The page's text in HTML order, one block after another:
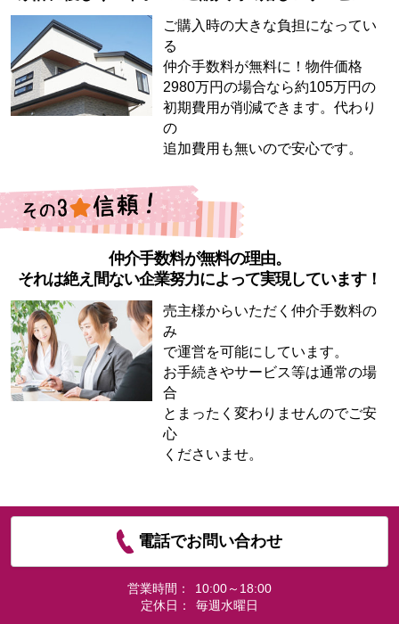
ご購入時の大きな負担になってい
る
仲介手数料が無料に！物件価格
2980万円の場合なら約105万円の
初期費用が削減できます。代わり
の
追加費用も無いので安心です。
仲介手数料が無料の理由。
それは絶え間ない企業努力によって実現しています！
売主様からいただく仲介手数料の
み
で運営を可能にしています。
お手続きやサービス等は通常の場
合
とまったく変わりませんのでご安
心
くださいませ。
電話でお問い合わせ
営業時間：
10:00～18:00
定休日：
毎週水曜日